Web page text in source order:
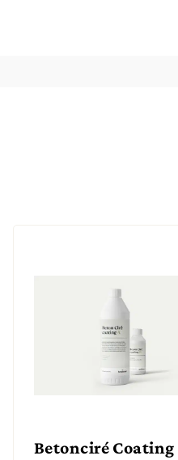
Betonciré Coating